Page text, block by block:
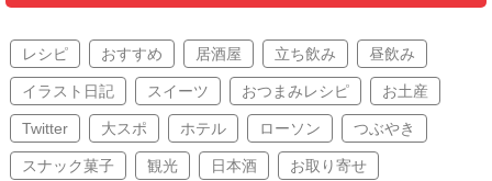
レシピ おすすめ 居酒屋 立ち飲み 昼飲み
イラスト日記 スイーツ おつまみレシピ お土産
Twitter 大スポ ホテル ローソン つぶやき
スナック菓子 観光 日本酒 お取り寄せ